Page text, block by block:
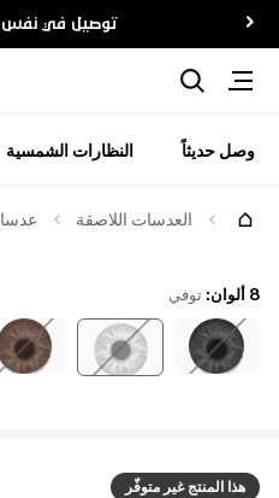
توصيل في نفس
وصل حديثاً النظارات الشمسية
العدسات اللاصقة
هذا المنتج غير متوفّر
8 ألوان : توفي